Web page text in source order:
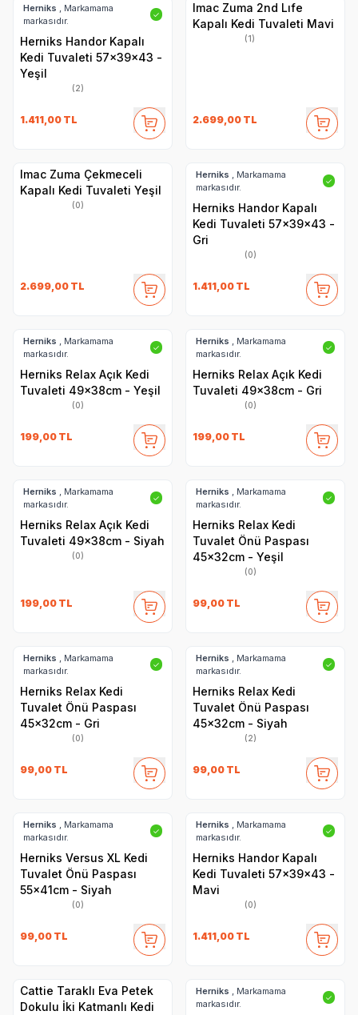
Herniks , Markamama
markasıdır.
✓
Herniks Handor Kapalı
Kedi Tuvaleti 57x39x43 -
Yeşil
(2)
1.411,00 TL
Imac Zuma 2nd Lıfe
Kapalı Kedi Tuvaleti Mavi
(1)
2.699,00 TL
Imac Zuma Çekmeceli
Kapalı Kedi Tuvaleti Yeşil
(0)
2.699,00 TL
Herniks , Markamama
markasıdır.
✓
Herniks Handor Kapalı
Kedi Tuvaleti 57x39x43 -
Gri
(0)
1.411,00 TL
Herniks , Markamama
markasıdır.
✓
Herniks Relax Açık Kedi
Tuvaleti 49x38cm - Yeşil
(0)
199,00 TL
Herniks , Markamama
markasıdır.
✓
Herniks Relax Açık Kedi
Tuvaleti 49x38cm - Gri
(0)
199,00 TL
Herniks , Markamama
markasıdır.
✓
Herniks Relax Açık Kedi
Tuvaleti 49x38cm - Siyah
(0)
199,00 TL
Herniks , Markamama
markasıdır.
✓
Herniks Relax Kedi
Tuvalet Önü Paspası
45x32cm - Yeşil
(0)
99,00 TL
Herniks , Markamama
markasıdır.
✓
Herniks Relax Kedi
Tuvalet Önü Paspası
45x32cm - Gri
(0)
99,00 TL
Herniks , Markamama
markasıdır.
✓
Herniks Relax Kedi
Tuvalet Önü Paspası
45x32cm - Siyah
(2)
99,00 TL
Herniks , Markamama
markasıdır.
✓
Herniks Versus XL Kedi
Tuvalet Önü Paspası
55x41cm - Siyah
(0)
99,00 TL
Herniks , Markamama
markasıdır.
✓
Herniks Handor Kapalı
Kedi Tuvaleti 57x39x43 -
Mavi
(0)
1.411,00 TL
Cattie Taraklı Eva Petek
Dokulu İki Katmanlı Kedi
Herniks , Markamama
markasıdır.
✓